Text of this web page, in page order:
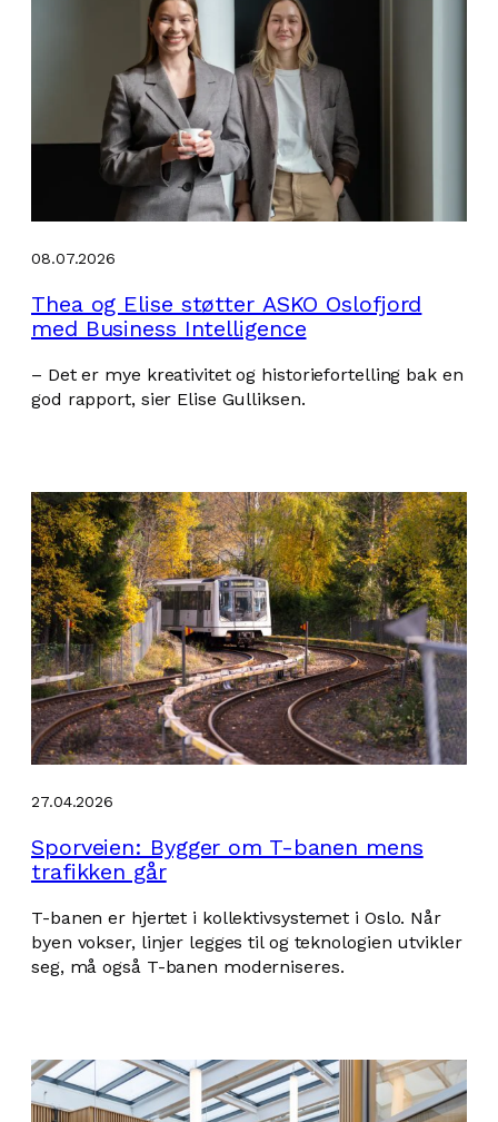
08.07.2026
Thea og Elise støtter ASKO Oslofjord
med Business Intelligence
– Det er mye kreativitet og historiefortelling bak en
god rapport, sier Elise Gulliksen.
27.04.2026
Sporveien: Bygger om T-banen mens
trafikken går
T-banen er hjertet i kollektivsystemet i Oslo. Når
byen vokser, linjer legges til og teknologien utvikler
seg, må også T-banen moderniseres.